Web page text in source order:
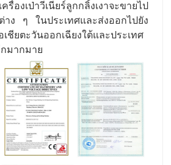
งเป่าวีเนียร์ลูกกลิ้งเงาจะขายไป
าง ๆ ในประเทศและส่งออกไปยัง
เชียตะวันออกเฉียงใต้และประเทศ
มากมาย